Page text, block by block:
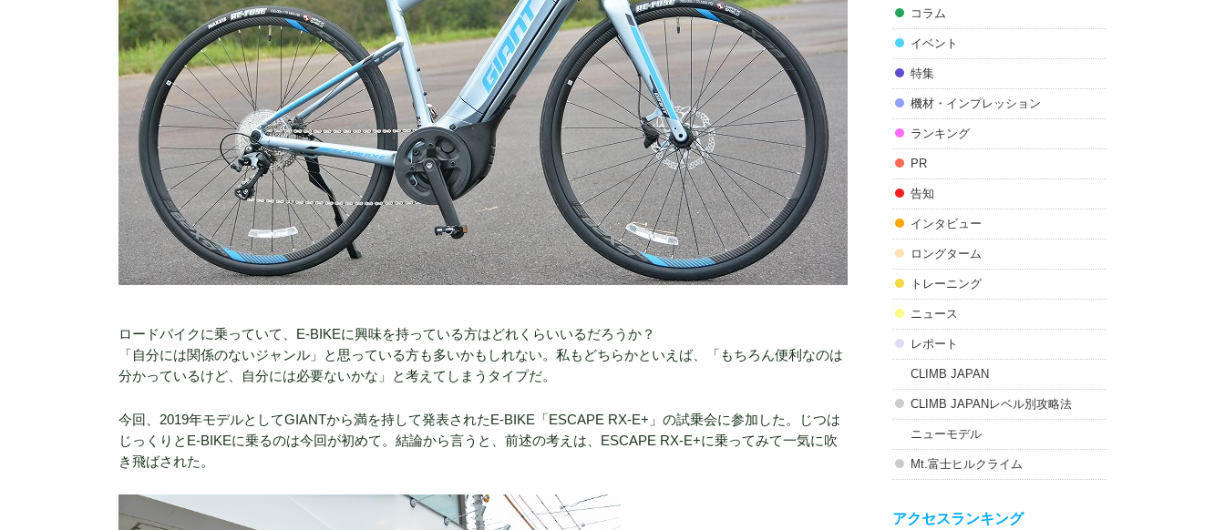
ロードバイクに乗っていて、E-BIKEに興味を持っている方はどれくらいいるだろうか？
「自分には関係のないジャンル」と思っている方も多いかもしれない。私もどちらかといえば、「もちろん便利なのは
分かっているけど、自分には必要ないかな」と考えてしまうタイプだ。
今回、2019年モデルとしてGIANTから満を持して発表されたE-BIKE「ESCAPE RX-E+」の試乗会に参加した。じつは
じっくりとE-BIKEに乗るのは今回が初めて。結論から言うと、前述の考えは、ESCAPE RX-E+に乗ってみて一気に吹
き飛ばされた。
コラム
イベント
特集
機材・インプレッション
ランキング
PR
告知
インタビュー
ロングターム
トレーニング
ニュース
レポート
CLIMB JAPAN
CLIMB JAPANレベル別攻略法
ニューモデル
Mt.富士ヒルクライム
アクセスランキング